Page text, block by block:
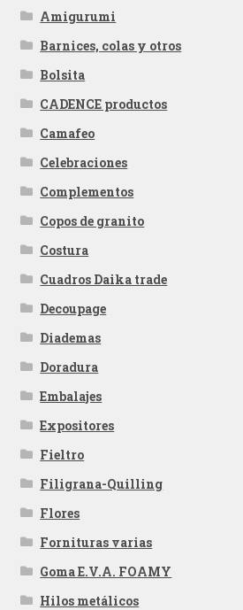
Amigurumi
Barnices, colas y otros
Bolsita
CADENCE productos
Camafeo
Celebraciones
Complementos
Copos de granito
Costura
Cuadros Daika trade
Decoupage
Diademas
Doradura
Embalajes
Expositores
Fieltro
Filigrana-Quilling
Flores
Fornituras varias
Goma E.V.A. FOAMY
Hilos metálicos